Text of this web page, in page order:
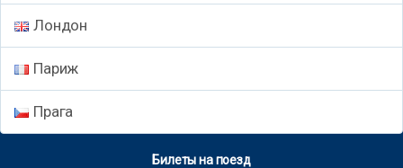
Лондон
Париж
Прага
Билеты на поезд